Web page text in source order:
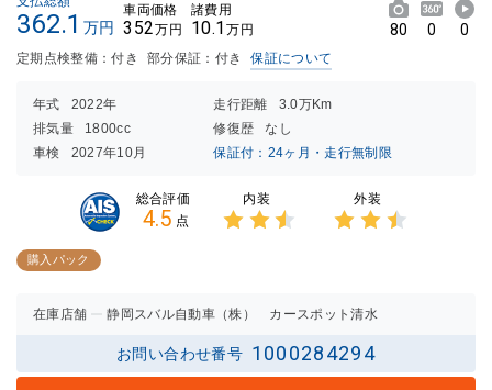
362.1 万円
車両価格
352万円
諸費用
10.1 万円 80 0 0
定期点検整備：付き 部分保証：付き 保証について
年式 2022年 走行距離
3.0万Km
排気量
1800cc 修復歴
なし
車検
2027年10月 保証付：24ヶ月・走行無制限
総合評価
4.5 点
内装 外装
購入パック
在庫店舗 静岡スバル自動車（株） カースポット清水
お問い合わせ番号 1000284294